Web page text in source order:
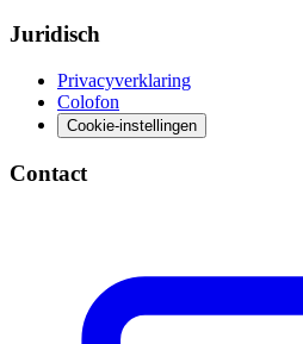
Juridisch
Privacyverklaring
Colofon
Cookie-instellingen
Contact